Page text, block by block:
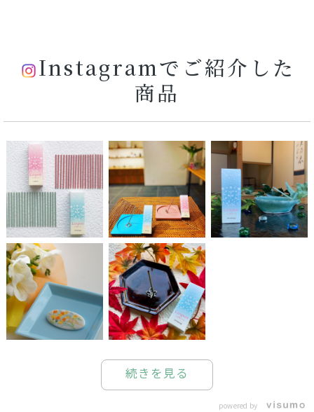
Instagramでご紹介した
商品
続きを見る
powered by